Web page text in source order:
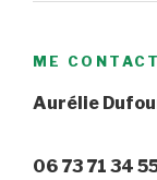
ME
Aurélie
06 73 71 34